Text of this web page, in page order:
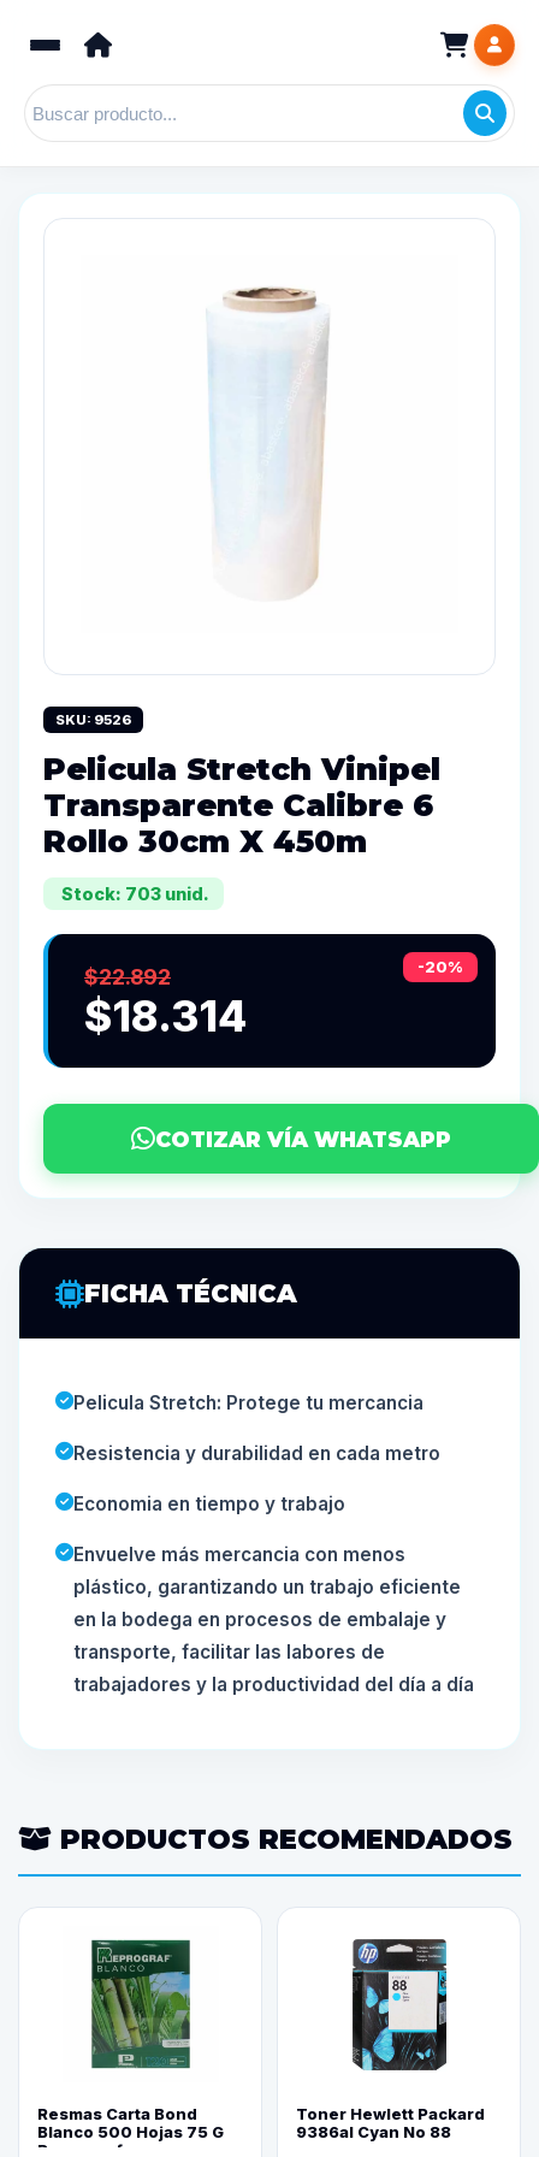
SKU: 9526
Pelicula Stretch Vinipel
Transparente Calibre 6
Rollo 30cm X 450m
Stock: 703 unid.
-20%
$22.892
$18.314
COTIZAR VÍA WHATSAPP
FICHA TÉCNICA
Pelicula Stretch: Protege tu mercancia
Resistencia y durabilidad en cada metro
Economia en tiempo y trabajo
Envuelve más mercancia con menos
plástico, garantizando un trabajo eficiente
en la bodega en procesos de embalaje y
transporte, facilitar las labores de
trabajadores y la productividad del día a día
PRODUCTOS RECOMENDADOS
Resmas Carta Bond
Blanco 500 Hojas 75 G
Reprograf.
Toner Hewlett Packard
9386al Cyan No 88